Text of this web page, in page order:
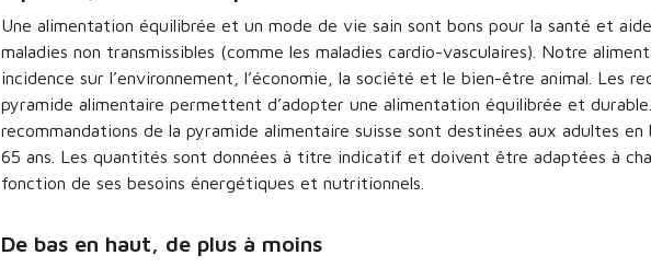
Une alimentation équilibrée et un mode de vie sain sont bons pour la santé et
maladies non transmissibles (comme les maladies cardio-vasculaires). Notre
incidence sur l’environnement, l’économie, la société et le bien-être animal. Les
pyramide alimentaire permettent d’adopter une alimentation équilibrée et
recommandations de la pyramide alimentaire suisse sont destinées aux adultes en
65 ans. Les quantités sont données à titre indicatif et doivent être adaptées à
fonction de ses besoins énergétiques et nutritionnels.
De bas en haut, de plus à moins